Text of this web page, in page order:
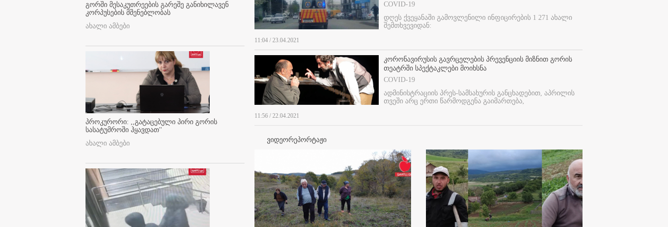
გორში მესაკუთრეების გარეშე განიხილავენ
კორპუსების მშენებლობას
ახალი ამბები
პროკურორი: ,,გატაცებული პირი გორის
სასატუმროში ჰყავდათ''
ახალი ამბები
COVID-19
დღეს ქვეყანაში გამოვლენილი ინფიცირების 1 271 ახალი
შემთხვევიდან:
11:04 / 23.04.2021
კორონავირუსის გავრცელების პრევენციის მიზნით გორის
თეატრში სპექტაკლები მოიხსნა
COVID-19
ადმინისტრაციის პრეს-სამსახურის განცხადებით, აპრილის
თვეში არც ერთი წარმოდგენა გაიმართება,
11:56 / 22.04.2021
ვიდეორეპორტაჟი